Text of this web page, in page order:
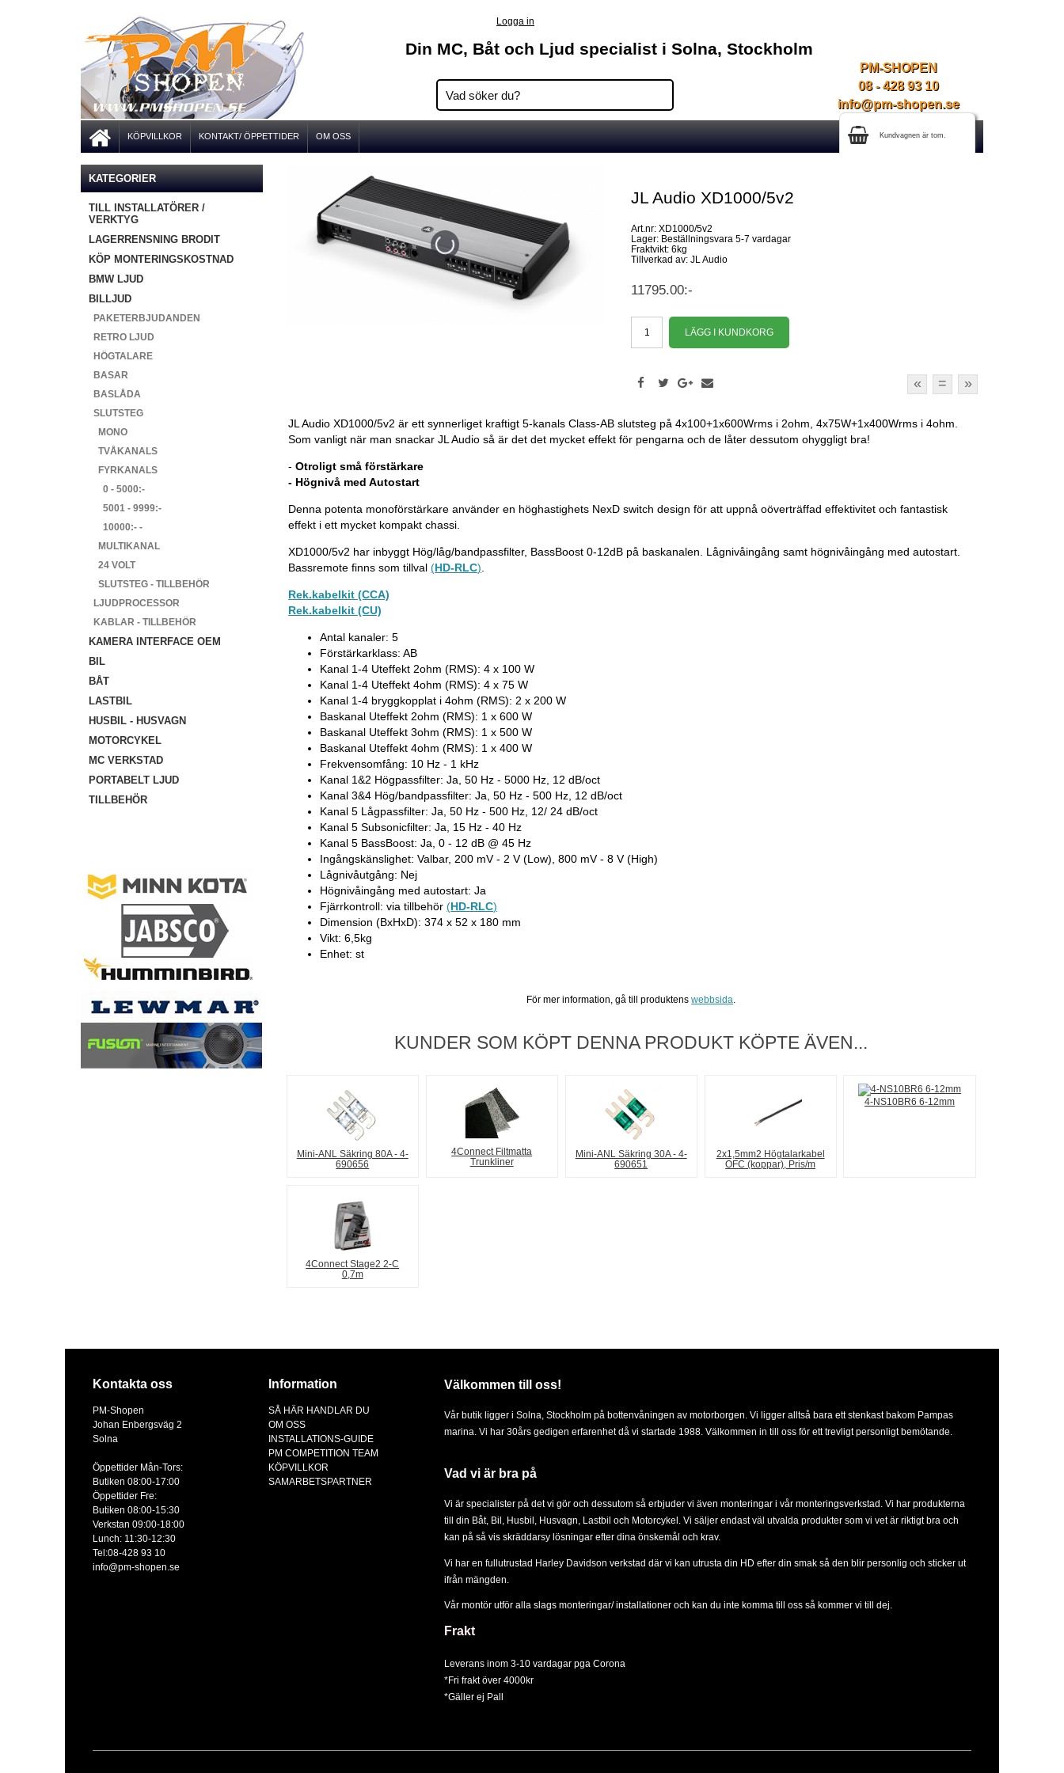
Logga in
Din MC, Båt och Ljud specialist i Solna, Stockholm
PM-SHOPEN
08 - 428 93 10
info@pm-shopen.se
KÖPVILLKOR KONTAKT/ ÖPPETTIDER OM OSS Kundvagnen är tom.
KATEGORIER
TILL INSTALLATÖRER /
VERKTYG
LAGERRENSNING BRODIT
KÖP MONTERINGSKOSTNAD
BMW LJUD
BILLJUD
PAKETERBJUDANDEN
RETRO LJUD
HÖGTALARE
BASAR
BASLÅDA
SLUTSTEG
MONO
TVÅKANALS
FYRKANALS
0 - 5000:-
5001 - 9999:-
10000:- -
MULTIKANAL
24 VOLT
SLUTSTEG - TILLBEHÖR
LJUDPROCESSOR
KABLAR - TILLBEHÖR
KAMERA INTERFACE OEM
BIL
BÅT
LASTBIL
HUSBIL - HUSVAGN
MOTORCYKEL
MC VERKSTAD
PORTABELT LJUD
TILLBEHÖR
JL Audio XD1000/5v2
Art.nr: XD1000/5v2
Lager: Beställningsvara 5-7 vardagar
Fraktvikt: 6kg
Tillverkad av: JL Audio
11795.00:-
« = »
JL Audio XD1000/5v2 är ett synnerliget kraftigt 5-kanals Class-AB slutsteg på 4x100+1x600Wrms i 2ohm, 4x75W+1x400Wrms i 4ohm.
Som vanligt när man snackar JL Audio så är det det mycket effekt för pengarna och de låter dessutom ohyggligt bra!
-Otroligt små förstärkare
- Högnivå med Autostart
Denna potenta monoförstärkare använder en höghastighets NexD switch design för att uppnå oöverträffad effektivitet och fantastisk
effekt i ett mycket kompakt chassi.
XD1000/5v2 har inbyggt Hög/låg/bandpassfilter, BassBoost 0-12dB på baskanalen. Lågnivåingång samt högnivåingång med autostart.
Bassremote finns som tillval(HD-RLC)
Rek.kabelkit (CCA)
Rek.kabelkit (CU)
Antal kanaler: 5
Förstärkarklass: AB
Kanal 1-4 Uteffekt 2ohm (RMS): 4 x 100 W
Kanal 1-4 Uteffekt 4ohm (RMS): 4 x 75 W
Kanal 1-4 bryggkopplat i 4ohm (RMS): 2 x 200 W
Baskanal Uteffekt 2ohm (RMS): 1 x 600 W
Baskanal Uteffekt 3ohm (RMS): 1 x 500 W
Baskanal Uteffekt 4ohm (RMS): 1 x 400 W
Frekvensomfång: 10 Hz - 1 kHz
Kanal 1&2 Högpassfilter: Ja, 50 Hz - 5000 Hz, 12 dB/oct
Kanal 3&4 Hög/bandpassfilter: Ja, 50 Hz - 500 Hz, 12 dB/oct
Kanal 5 Lågpassfilter: Ja, 50 Hz - 500 Hz, 12/ 24 dB/oct
Kanal 5 Subsonicfilter: Ja, 15 Hz - 40 Hz
Kanal 5 BassBoost: Ja, 0 - 12 dB @ 45 Hz
Ingångskänslighet: Valbar, 200 mV - 2 V (Low), 800 mV - 8 V (High)
Lågnivåutgång: Nej
Högnivåingång med autostart: Ja
Fjärrkontroll: via tillbehör(HD-RLC)
Dimension (BxHxD): 374 x 52 x 180 mm
Vikt: 6,5kg
Enhet: st
För mer information, gå till produktenswebbsida
KUNDER SOM KÖPT DENNA PRODUKT KÖPTE ÄVEN...
Mini-ANL Säkring 80A - 4-
690656
4Connect Filtmatta
Trunkliner
Mini-ANL Säkring 30A - 4-
690651
2x1,5mm2 Högtalarkabel
OFC (koppar), Pris/m
4-NS10BR6 6-12mm
4Connect Stage2 2-C
0,7m
Kontakta oss
PM-Shopen
Johan Enbergsväg 2
Solna
Öppettider Mån-Tors:
Butiken 08:00-17:00
Öppettider Fre:
Butiken 08:00-15:30
Verkstan 09:00-18:00
Lunch: 11:30-12:30
Tel:08-428 93 10
info@pm-shopen.se
Information
SÅ HÄR HANDLAR DU
OM OSS
INSTALLATIONS-GUIDE
PM COMPETITION TEAM
KÖPVILLKOR
SAMARBETSPARTNER
Välkommen till oss!
Vår butik ligger i Solna, Stockholm på bottenvåningen av motorborgen. Vi ligger alltså bara ett stenkast bakom Pampas
marina. Vi har 30års gedigen erfarenhet då vi startade 1988. Välkommen in till oss för ett trevligt personligt bemötande.
Vad vi är bra på
Vi är specialister på det vi gör och dessutom så erbjuder vi även monteringar i vår monteringsverkstad. Vi har produkterna
till din Båt, Bil Husbil, Husvagn Lastbil och Motorcykel . Vi säljer endast väl utvalda produkter som vi vet är riktigt bra och
kan på så vis skräddarsy lösningar efter dina önskemål och krav.
Vi har en fullutrustad Harley Davidson verkstad där vi kan utrusta din HD efter din smak så den blir personlig och sticker ut
ifrån mängden.
Vår montör utför alla slags monteringar/ installationeroch kan du inte komma till oss så kommer vi till dej.
Frakt
Leverans inom 3-10 vardagar pga Corona
*Fri frakt över 4000kr
*Gäller ej Pall